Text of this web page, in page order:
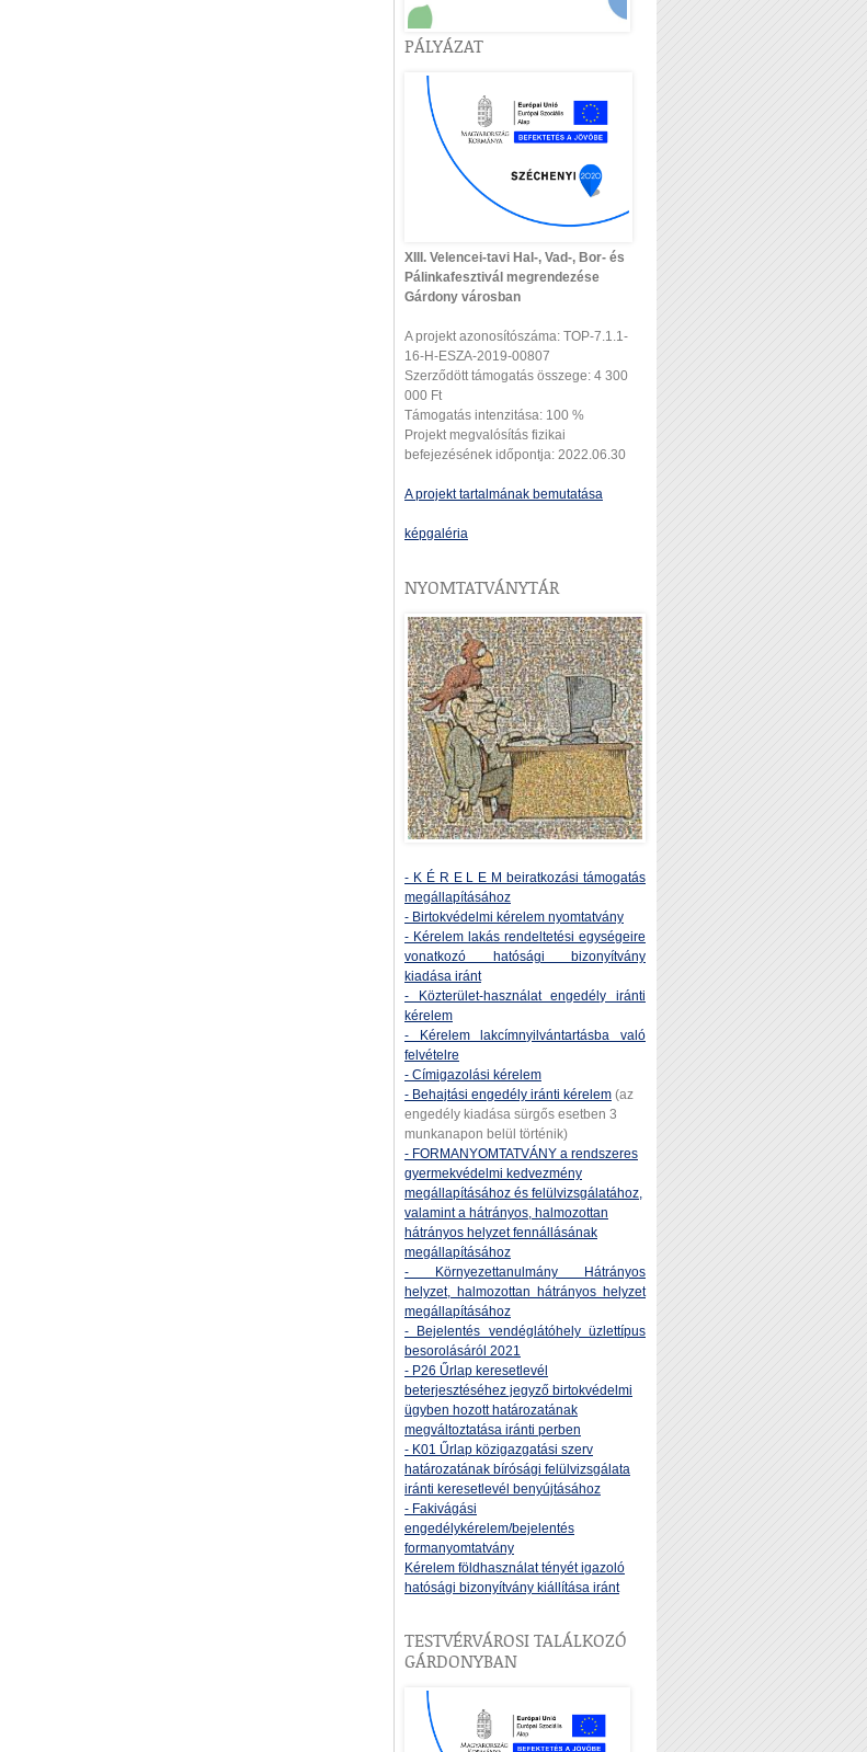
PÁLYÁZAT
XIII. Velencei-tavi Hal-, Vad-, Bor- és
Pálinkafesztivál megrendezése
Gárdony városban
A projekt azonosítószáma: TOP-7.1.1-
16-H-ESZA-2019-00807
Szerződött támogatás összege: 4 300
000 Ft
Támogatás intenzitása: 100 %
Projekt megvalósítás fizikai
befejezésének időpontja: 2022.06.30
A projekt tartalmának bemutatása
képgaléria
NYOMTATVÁNYTÁR
- K É R E L E M beiratkozási támogatás
megállapításához
- Birtokvédelmi kérelem nyomtatvány
- Kérelem lakás rendeltetési egységeire
vonatkozó hatósági bizonyítvány
kiadása iránt
- Közterület-használat engedély iránti
kérelem
- Kérelem lakcímnyilvántartásba való
felvételre
- Címigazolási kérelem
- Behajtási engedély iránti kérelem (az
engedély kiadása sürgős esetben 3
munkanapon belül történik)
- FORMANYOMTATVÁNY a rendszeres
gyermekvédelmi kedvezmény
megállapításához és felülvizsgálatához,
valamint a hátrányos, halmozottan
hátrányos helyzet fennállásának
megállapításához
- Környezettanulmány Hátrányos
helyzet, halmozottan hátrányos helyzet
megállapításához
- Bejelentés vendéglátóhely üzlettípus
besorolásáról 2021
- P26 Űrlap keresetlevél
beterjesztéséhez jegyző birtokvédelmi
ügyben hozott határozatának
megváltoztatása iránti perben
- K01 Űrlap közigazgatási szerv
határozatának bírósági felülvizsgálata
iránti keresetlevél benyújtásához
- Fakivágási
engedélykérelem/bejelentés
formanyomtatvány
Kérelem földhasználat tényét igazoló
hatósági bizonyítvány kiállítása iránt
TESTVÉRVÁROSI TALÁLKOZÓ
GÁRDONYBAN